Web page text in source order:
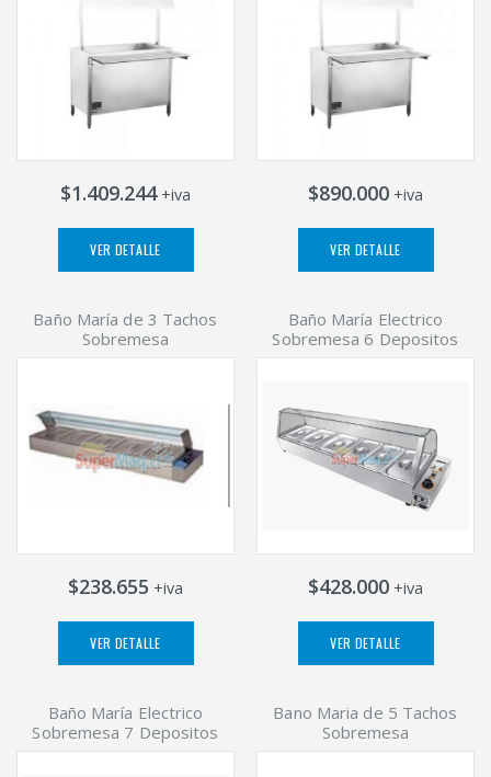
$1.409.244+iva
VER DETALLE
$890.000 +iva
VER DETALLE
Baño María de 3 Tachos
Sobremesa
$238.655 +iva
VER DETALLE
Baño María Electrico
Sobremesa 6 Depositos
$428.000 +iva
VER DETALLE
Baño María Electrico
Sobremesa 7 Depositos
Bano Maria de 5 Tachos
Sobremesa